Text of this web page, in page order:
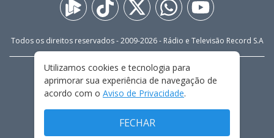
Todos os direitos reservados - 2009-2026- Rádio e Televisão Record S.A
FALE CONOSCO
PRIVACIDADE
TERMOS E CONDIÇÕES DE USO
Utilizamos cookies e tecnologia para
aprimorar sua experiência de navegação de
acordo com o Aviso de Privacidade.
FECHAR